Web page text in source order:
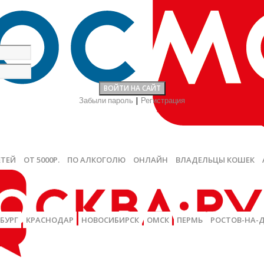
Забыли пароль Регистрация
ОТ 5000Р. ПО АЛКОГОЛЮ ОНЛАЙН ВЛАДЕЛЬЦЫ КОШЕК
КРАСНОДАР НОВОСИБИРСК ОМСК ПЕРМЬ РОСТОВ-НА-